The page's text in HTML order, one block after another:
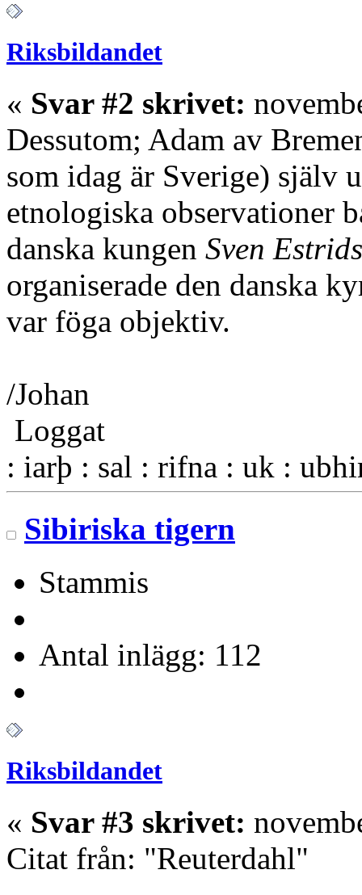
Riksbildandet
« Svar #2 skrivet:
Dessutom; Adam av
som idag är Sverige) själv
etnologiska observationer
danska kungen Sven
organiserade den danska
var föga objektiv.
/Johan
Loggat
: iarþ : sal : rifna : uk :
Sibiriska tigern
Stammis
Antal inlägg: 112
Riksbildandet
« Svar #3 skrivet:
Citat från: "Reuterdahl"